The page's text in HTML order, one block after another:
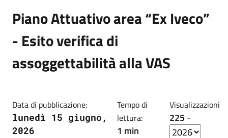
Piano Attuativo area “Ex Iveco”
- Esito verifica di
assoggettabilità alla VAS
Data di pubblicazione:
lunedì 15 giugno,
2026
Tempo di
lettura:
1 min
Visualizzazioni
225 -